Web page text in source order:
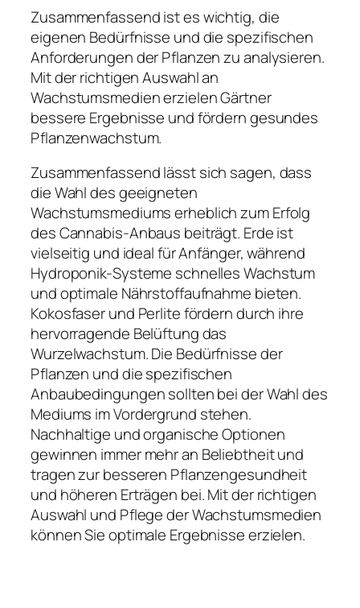
Zusammenfassend ist es wichtig, die
eigenen Bedürfnisse und die spezifischen
Anforderungen der Pflanzen zu analysieren.
Mit der richtigen Auswahl an
Wachstumsmedien erzielen Gärtner
bessere Ergebnisse und fördern gesundes
Pflanzenwachstum.
Zusammenfassend lässt sich sagen, dass
die Wahl des geeigneten
Wachstumsmediums erheblich zum Erfolg
des Cannabis-Anbaus beiträgt. Erde ist
vielseitig und ideal für Anfänger, während
Hydroponik-Systeme schnelles Wachstum
und optimale Nährstoffaufnahme bieten.
Kokosfaser und Perlite fördern durch ihre
hervorragende Belüftung das
Wurzelwachstum. Die Bedürfnisse der
Pflanzen und die spezifischen
Anbaubedingungen sollten bei der Wahl des
Mediums im Vordergrund stehen.
Nachhaltige und organische Optionen
gewinnen immer mehr an Beliebtheit und
tragen zur besseren Pflanzengesundheit
und höheren Erträgen bei. Mit der richtigen
Auswahl und Pflege der Wachstumsmedien
können Sie optimale Ergebnisse erzielen.